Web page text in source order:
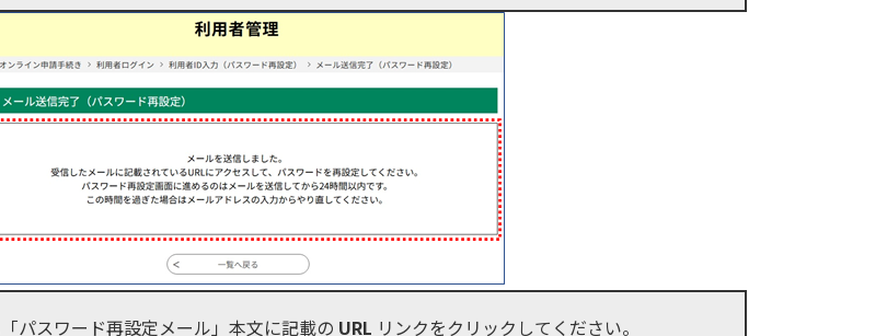
「パスワード再設定メール」本文に記載の URL リンクをクリックしてください。